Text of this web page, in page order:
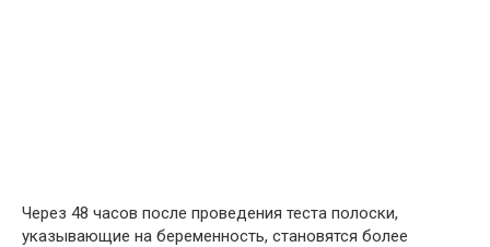
Через 48 часов после проведения теста полоски,
указывающие на беременность, становятся более